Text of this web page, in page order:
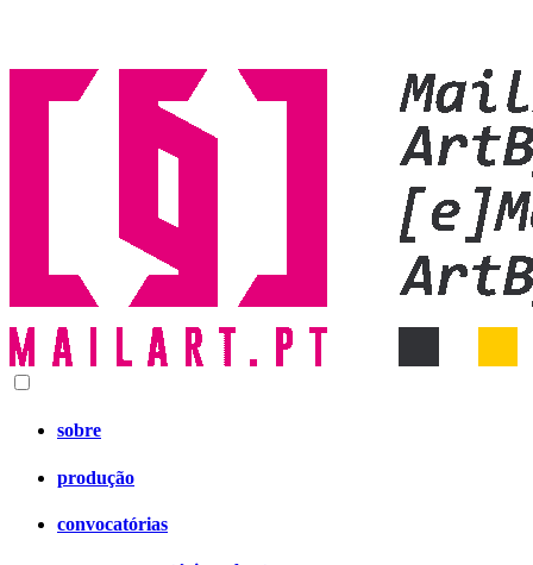
sobre
produção
convocatórias